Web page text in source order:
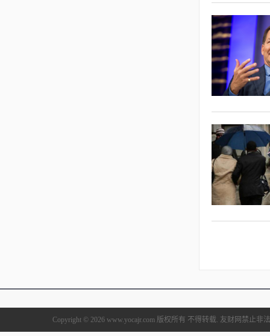
Copyright © 2026 www.yocajr.com 版权所有 不得转载. 友财网禁止非